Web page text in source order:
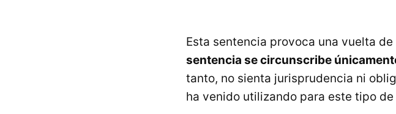
Esta sentencia provoca una vuelta
sentencia se circunscribe
tanto, no sienta jurisprudencia ni
ha venido utilizando para este tipo de